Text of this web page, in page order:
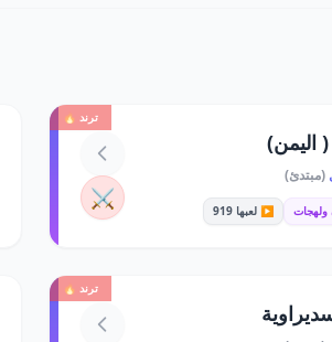
ترند 🔥
( اليمن)
(مبتدئ)
ولهجات ▶️ لعبها 919 ⚔️
ترند 🔥